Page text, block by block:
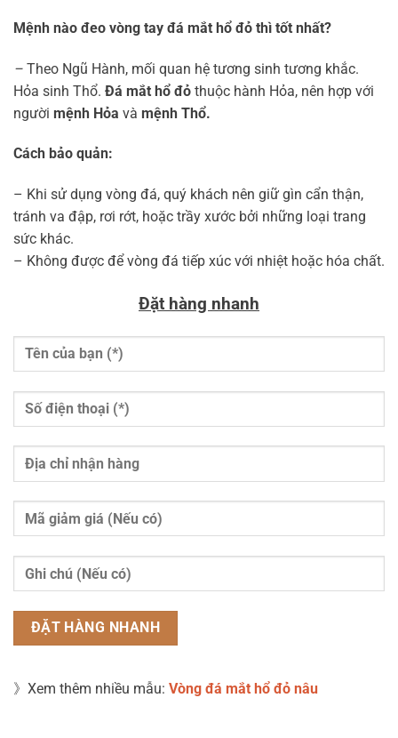
Mệnh nào đeo vòng tay đá mắt hổ đỏ thì tốt nhất?
– Theo Ngũ Hành, mối quan hệ tương sinh tương khắc.
Hỏa sinh Thổ. Đá mắt hổ đỏ thuộc hành Hỏa, nên hợp với
người mệnh Hỏa và mệnh Thổ.
Cách bảo quản:
– Khi sử dụng vòng đá, quý khách nên giữ gìn cẩn thận,
tránh va đập, rơi rớt, hoặc trầy xước bởi những loại trang
sức khác.
– Không được để vòng đá tiếp xúc với nhiệt hoặc hóa chất.
Đặt hàng nhanh
》Xem thêm nhiều mẫu: Vòng đá mắt hổ đỏ nâu